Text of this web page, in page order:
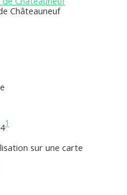
Châteauneuf
1